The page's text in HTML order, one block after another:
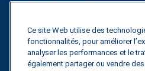
Guides
Fuel Savings Calculator
Ce site Web utilise des
fonctionnalités, pour améliorer
analyser les performances et le
également partager ou vendre